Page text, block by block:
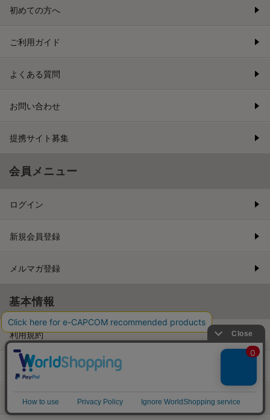
初めての方へ
ご利用ガイド
よくある質問
お問い合わせ
提携サイト募集
会員メニュー
ログイン
新規会員登録
メルマガ登録
基本情報
利用規約
特商取引法に基づく表示
プライバシーポリシー